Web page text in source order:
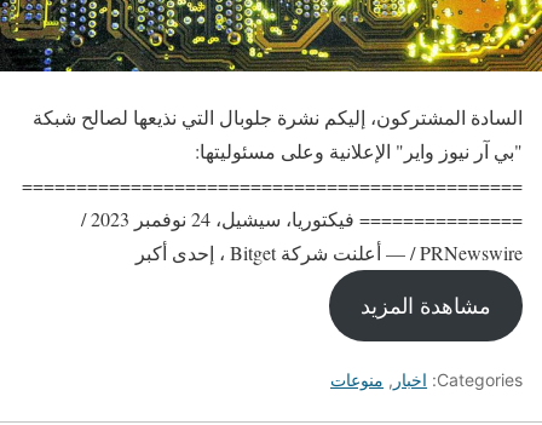
السادة المشتركون، إليكم نشرة جلوبال التي نذيعها لصالح شبكة
"بي آر نيوز واير" الإعلانية وعلى مسئوليتها:
==============================================
=============== فيكتوريا، سيشيل، 24 نوفمبر 2023 /
PRNewswire / — أعلنت شركة Bitget ، إحدى أكبر
مشاهدة المزيد
Categories: اخبار , منوعات